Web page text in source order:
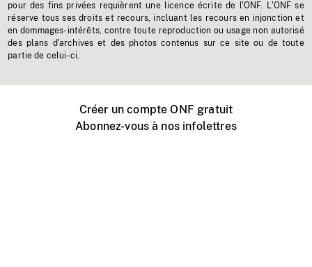
pour des fins privées requièrent une licence écrite de l'ONF. L'ONF se
réserve tous ses droits et recours, incluant les recours en injonction et
en dommages-intérêts, contre toute reproduction ou usage non autorisé
des plans d'archives et des photos contenus sur ce site ou de toute
partie de celui-ci.
Créer un compte ONF gratuit
Abonnez-vous à nos infolettres